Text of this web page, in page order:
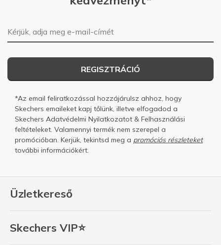
Üzletkereső
Skechers VIP⭐
E-mail-cím
REGISZTRÁCIÓ
*Az email feliratkozással hozzájárulsz ahhoz, hogy
Skechers emaileket kapj tőlünk, illetve elfogadod a
Skechers Adatvédelmi Nyilatkozatot & Felhasználási
feltételeket. Valamennyi termék nem szerepel a
promócióban. Kerjük, tekintsd meg a promóciós részleteket
további információkért.